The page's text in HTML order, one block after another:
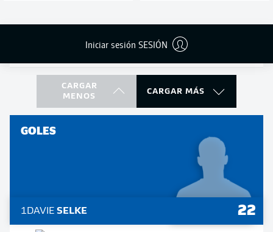
Iniciar sesión SESIÓN
9 RAYANPHILIPPE 799
CARGAR
MENOS
CARGAR MÁS
GOLES
1DAVIE SELKE 22